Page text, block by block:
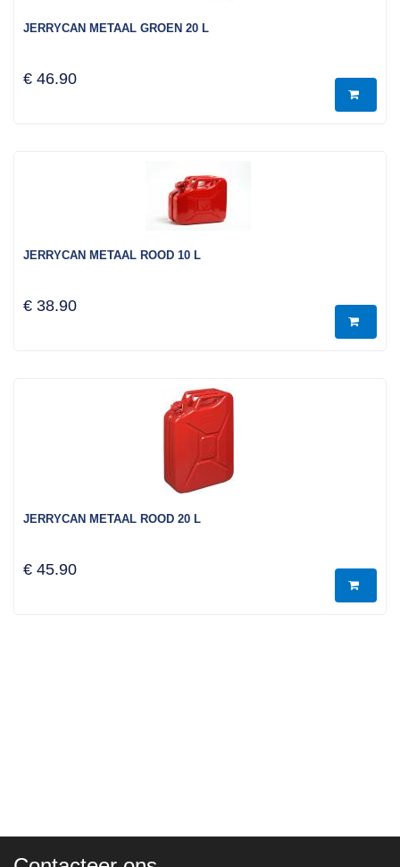
JERRYCAN METAAL GROEN 20 L
€ 46.90
JERRYCAN METAAL ROOD 10 L
€ 38.90
JERRYCAN METAAL ROOD 20 L
€ 45.90